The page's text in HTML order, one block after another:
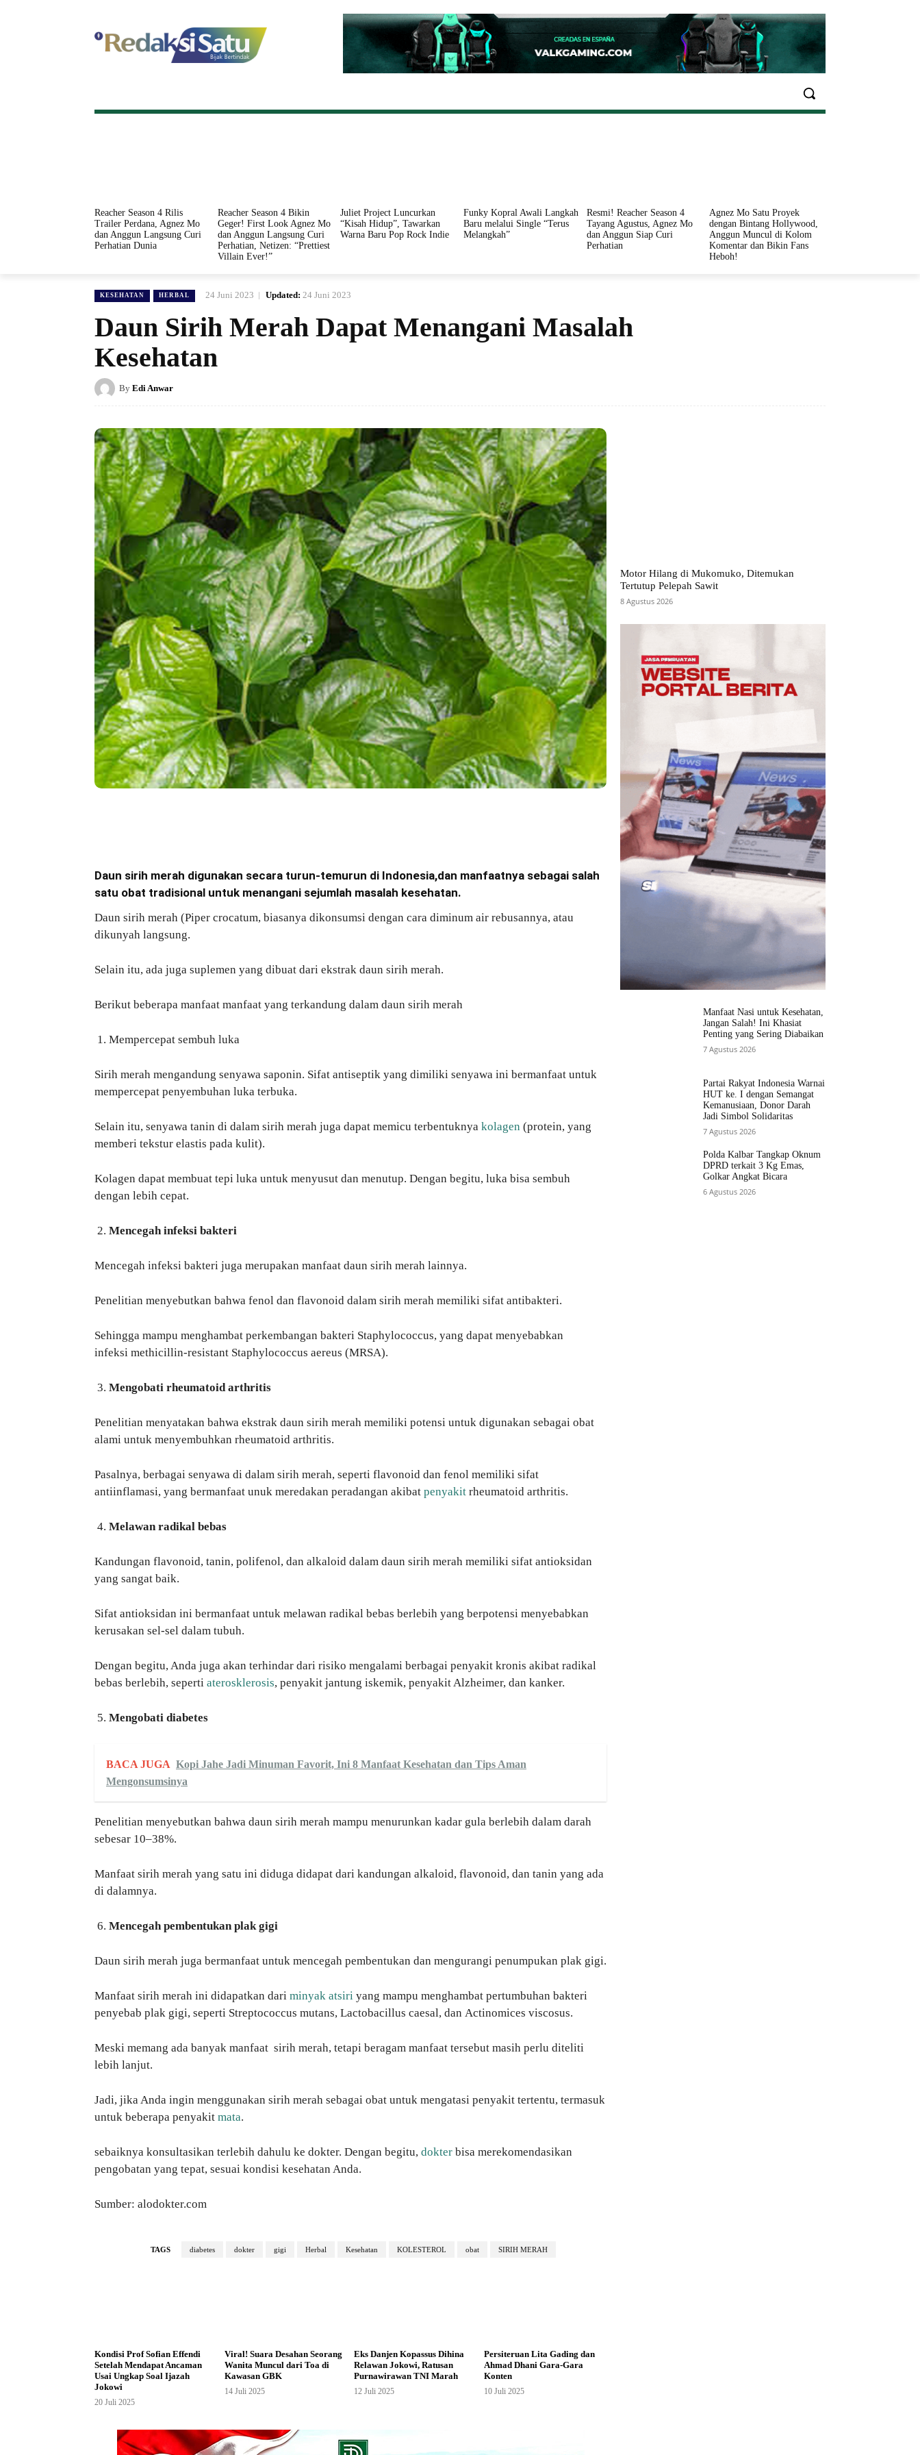
INFO SEHAT
Reacher Season 4 Rilis
Trailer Perdana, Agnez Mo
dan Anggun Langsung Curi
Perhatian Dunia
Reacher Season 4 Bikin
Geger! First Look Agnez Mo
dan Anggun Langsung Curi
Perhatian, Netizen: “Prettiest
Villain Ever!”
Juliet Project Luncurkan
“Kisah Hidup”, Tawarkan
Warna Baru Pop Rock Indie
Funky Kopral Awali Langkah
Baru melalui Single “Terus
Melangkah”
Resmi! Reacher Season 4
Tayang Agustus, Agnez Mo
dan Anggun Siap Curi
Perhatian
Agnez Mo Satu Proyek
dengan Bintang Hollywood,
Anggun Muncul di Kolom
Komentar dan Bikin Fans
Heboh!
KESEHATAN HERBAL 24 Juni 2023 Updated: 24 Juni 2023
Daun Sirih Merah Dapat Menangani Masalah
Kesehatan
By Edi Anwar
Daun sirih merah digunakan secara turun-temurun di Indonesia,dan manfaatnya sebagai salah
satu obat tradisional untuk menangani sejumlah masalah kesehatan.
Daun sirih merah (Piper crocatum, biasanya dikonsumsi dengan cara diminum air rebusannya, atau
dikunyah langsung.
Selain itu, ada juga suplemen yang dibuat dari ekstrak daun sirih merah.
Berikut beberapa manfaat manfaat yang terkandung dalam daun sirih merah
Mempercepat sembuh luka
Sirih merah mengandung senyawa saponin. Sifat antiseptik yang dimiliki senyawa ini bermanfaat untuk
mempercepat penyembuhan luka terbuka.
Selain itu, senyawa tanin di dalam sirih merah juga dapat memicu terbentuknya kolagen (protein, yang
memberi tekstur elastis pada kulit).
Kolagen dapat membuat tepi luka untuk menyusut dan menutup. Dengan begitu, luka bisa sembuh
dengan lebih cepat.
Mencegah infeksi bakteri
Mencegah infeksi bakteri juga merupakan manfaat daun sirih merah lainnya.
Penelitian menyebutkan bahwa fenol dan flavonoid dalam sirih merah memiliki sifat antibakteri.
Sehingga mampu menghambat perkembangan bakteri Staphylococcus, yang dapat menyebabkan
infeksi methicillin-resistant Staphylococcus aereus (MRSA).
Mengobati rheumatoid arthritis
Penelitian menyatakan bahwa ekstrak daun sirih merah memiliki potensi untuk digunakan sebagai obat
alami untuk menyembuhkan rheumatoid arthritis.
Pasalnya, berbagai senyawa di dalam sirih merah, seperti flavonoid dan fenol memiliki sifat
antiinflamasi, yang bermanfaat unuk meredakan peradangan akibat penyakit rheumatoid arthritis.
Melawan radikal bebas
Kandungan flavonoid, tanin, polifenol, dan alkaloid dalam daun sirih merah memiliki sifat antioksidan
yang sangat baik.
Sifat antioksidan ini bermanfaat untuk melawan radikal bebas berlebih yang berpotensi menyebabkan
kerusakan sel-sel dalam tubuh.
Dengan begitu, Anda juga akan terhindar dari risiko mengalami berbagai penyakit kronis akibat radikal
bebas berlebih, seperti aterosklerosis, penyakit jantung iskemik, penyakit Alzheimer, dan kanker.
Mengobati diabetes
BACA JUGA Kopi Jahe Jadi Minuman Favorit, Ini 8 Manfaat Kesehatan dan Tips Aman
Mengonsumsinya
Penelitian menyebutkan bahwa daun sirih merah mampu menurunkan kadar gula berlebih dalam darah
sebesar 10–38%.
Manfaat sirih merah yang satu ini diduga didapat dari kandungan alkaloid, flavonoid, dan tanin yang ada
di dalamnya.
Mencegah pembentukan plak gigi
Daun sirih merah juga bermanfaat untuk mencegah pembentukan dan mengurangi penumpukan plak gigi.
Manfaat sirih merah ini didapatkan dari minyak atsiri yang mampu menghambat pertumbuhan bakteri
penyebab plak gigi, seperti Streptococcus mutans, Lactobacillus caesal, dan Actinomices viscosus.
Meski memang ada banyak manfaat sirih merah, tetapi beragam manfaat tersebut masih perlu diteliti
lebih lanjut.
Jadi, jika Anda ingin menggunakan sirih merah sebagai obat untuk mengatasi penyakit tertentu, termasuk
untuk beberapa penyakit mata.
sebaiknya konsultasikan terlebih dahulu ke dokter. Dengan begitu, dokter bisa merekomendasikan
pengobatan yang tepat, sesuai kondisi kesehatan Anda.
Sumber: alodokter.com
TAGS diabetes dokter gigi Herbal Kesehatan KOLESTEROL obat SIRIH MERAH
Kondisi Prof Sofian Effendi
Setelah Mendapat Ancaman
Usai Ungkap Soal Ijazah
Jokowi
20 Juli 2025
Viral! Suara Desahan Seorang
Wanita Muncul dari Toa di
Kawasan GBK
14 Juli 2025
Eks Danjen Kopassus Dihina
Relawan Jokowi, Ratusan
Purnawirawan TNI Marah
12 Juli 2025
Persiteruan Lita Gading dan
Ahmad Dhani Gara-Gara
Konten
10 Juli 2025
Motor Hilang di Mukomuko, Ditemukan
Tertutup Pelepah Sawit
8 Agustus 2026
Manfaat Nasi untuk Kesehatan,
Jangan Salah! Ini Khasiat
Penting yang Sering Diabaikan
7 Agustus 2026
Partai Rakyat Indonesia Warnai
HUT ke. I dengan Semangat
Kemanusiaan, Donor Darah
Jadi Simbol Solidaritas
7 Agustus 2026
Polda Kalbar Tangkap Oknum
DPRD terkait 3 Kg Emas,
Golkar Angkat Bicara
6 Agustus 2026